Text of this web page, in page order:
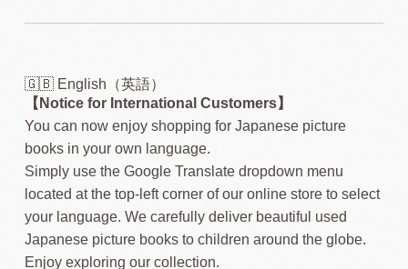
🇬🇧 English（英語）
【Notice for International Customers】
You can now enjoy shopping for Japanese picture
books in your own language.
Simply use the Google Translate dropdown menu
located at the top-left corner of our online store to select
your language. We carefully deliver beautiful used
Japanese picture books to children around the globe.
Enjoy exploring our collection.